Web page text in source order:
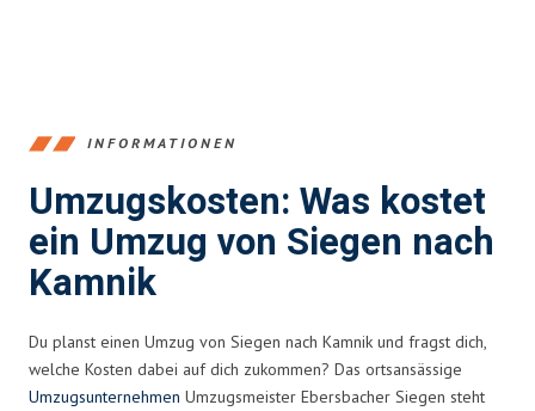
INFORMATIONEN
Umzugskosten: Was kostet
ein Umzug von Siegen nach
Kamnik
Du planst einen Umzug von Siegen nach Kamnik und fragst dich,
welche Kosten dabei auf dich zukommen? Das ortsansässige
Umzugsunternehmen Umzugsmeister Ebersbacher Siegen steht